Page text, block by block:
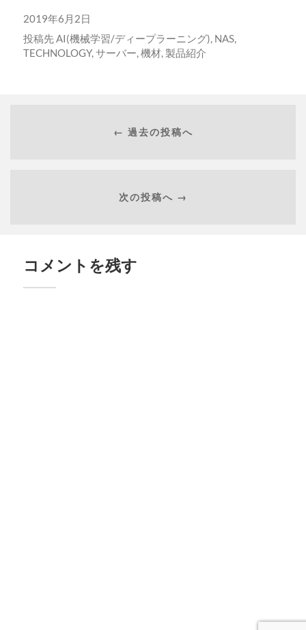
2019年6月2日
投稿先AI(機械学習/ディープラーニング), NAS,
TECHNOLOGY,サーバー,機材,製品紹介
← 過去の投稿へ
次の投稿へ →
コメントを残す